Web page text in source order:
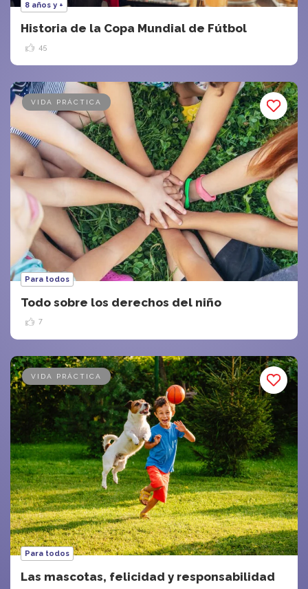
8 años y +
Historia de la Copa Mundial de Fútbol
45
VIDA PRÁCTICA
Para todos
Todo sobre los derechos del niño
7
VIDA PRÁCTICA
Para todos
Las mascotas, felicidad y responsabilidad